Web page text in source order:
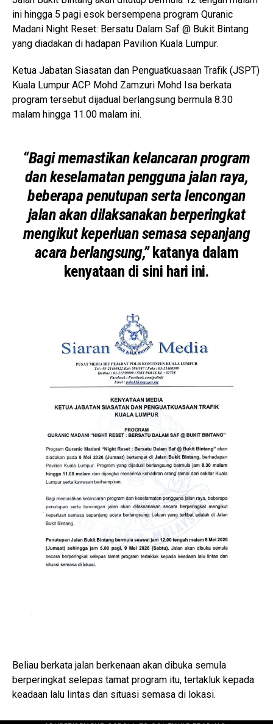
ini hingga 5 pagi esok bersempena program Quranic
Madani Night Reset: Bersatu Dalam Saf @ Bukit Bintang
yang diadakan di hadapan Pavilion Kuala Lumpur.
Ketua Jabatan Siasatan dan Penguatkuasaan Trafik (JSPT)
Kuala Lumpur ACP Mohd Zamzuri Mohd Isa berkata
program tersebut dijadual berlangsung bermula 8.30
malam hingga 11.00 malam ini.
“Bagi memastikan kelancaran program
dan keselamatan pengguna jalan raya,
beberapa penutupan serta lencongan
jalan akan dilaksanakan berperingkat
mengikut keperluan semasa sepanjang
acara berlangsung,”katanya dalam
kenyataan di sini hari ini.
Beliau berkata jalan berkenaan akan dibuka semula
berperingkat selepas tamat program itu, tertakluk kepada
keadaan lalu lintas dan situasi semasa di lokasi.